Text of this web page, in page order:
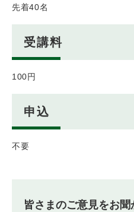
先着40名
受講料
100円
申込
不要
皆さまのご意見をお